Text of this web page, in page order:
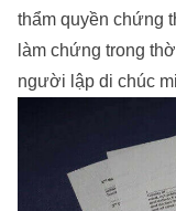
thẩm quyền chứng
làm chứng trong
người lập di chúc